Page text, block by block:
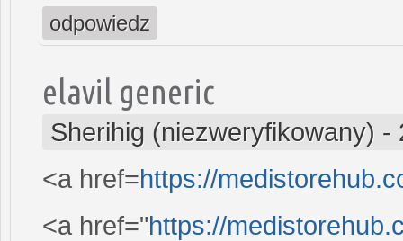
odpowiedz
elavil generic
Sherihig (niezweryfikowany) -
<a href=https://
<a href="https://